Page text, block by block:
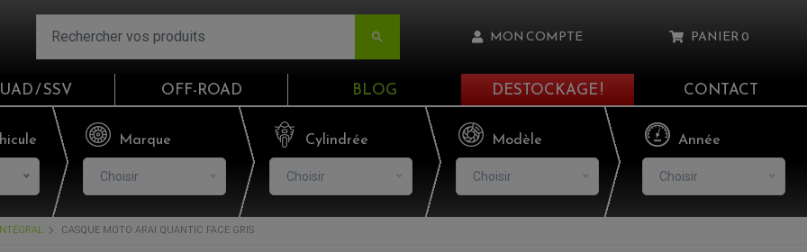
 MON COMPTE
Email
Mot de passe
PANIER0
Il n'y a aucun produit dans votre panier
/ SSV OFF-ROAD BLOG DESTOCKAGE ! CONTACT
Marque
Choisir
Cylindrée
Choisir
Modèle
Choisir
Année
Choisir
CASQUE MOTO ARAI QUANTIC FACE GRIS